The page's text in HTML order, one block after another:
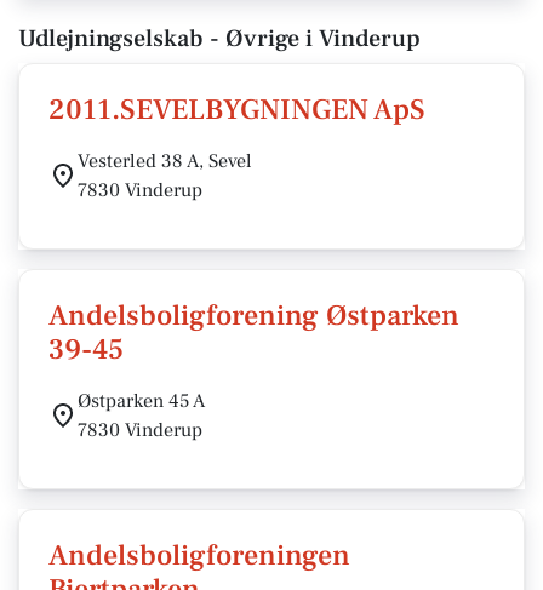
Udlejningselskab - Øvrige i Vinderup
2011.SEVELBYGNINGEN ApS
Vesterled 38 A, Sevel
7830 Vinderup
Andelsboligforening Østparken
39-45
Østparken 45 A
7830 Vinderup
Andelsboligforeningen